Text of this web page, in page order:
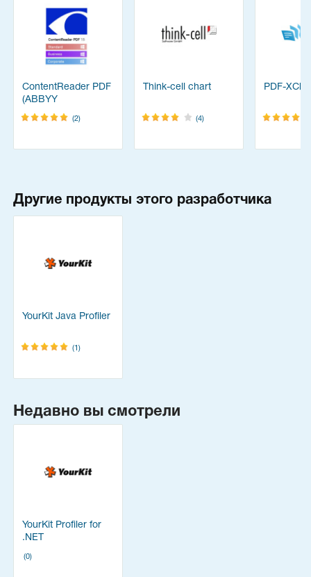
ContentReader PDF
(ABBYY
FineReader)
(2)
Think-cell chart
(4)
PDF-
Другие продукты этого разработчика
YourKit Java Profiler
(1)
Недавно вы смотрели
YourKit Profiler for
.NET
(0)